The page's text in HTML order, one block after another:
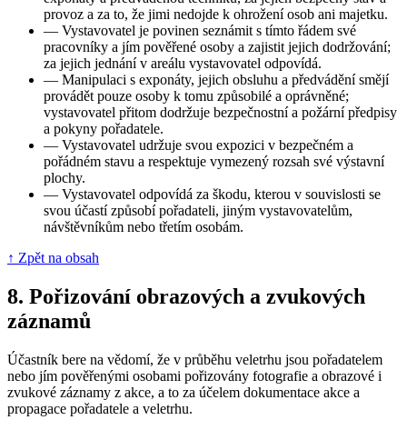
provoz a za to, že jimi nedojde k ohrožení osob ani majetku.
— Vystavovatel je povinen seznámit s tímto řádem své
pracovníky a jím pověřené osoby a zajistit jejich dodržování;
za jejich jednání v areálu vystavovatel odpovídá.
— Manipulaci s exponáty, jejich obsluhu a předvádění smějí
provádět pouze osoby k tomu způsobilé a oprávněné;
vystavovatel přitom dodržuje bezpečnostní a požární předpisy
a pokyny pořadatele.
— Vystavovatel udržuje svou expozici v bezpečném a
pořádném stavu a respektuje vymezený rozsah své výstavní
plochy.
— Vystavovatel odpovídá za škodu, kterou v souvislosti se
svou účastí způsobí pořadateli, jiným vystavovatelům,
návštěvníkům nebo třetím osobám.
↑ Zpět na obsah
8. Pořizování obrazových a zvukových
záznamů
Účastník bere na vědomí, že v průběhu veletrhu jsou pořadatelem
nebo jím pověřenými osobami pořizovány fotografie a obrazové i
zvukové záznamy z akce, a to za účelem dokumentace akce a
propagace pořadatele a veletrhu.